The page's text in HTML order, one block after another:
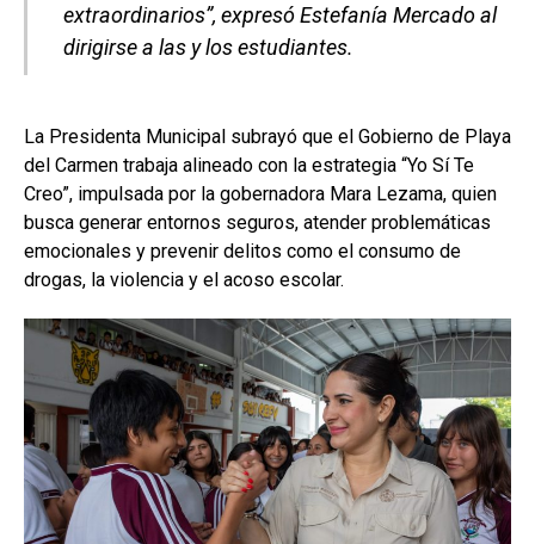
extraordinarios”, expresó Estefanía Mercado al
dirigirse a las y los estudiantes.
La Presidenta Municipal subrayó que el Gobierno de Playa
del Carmen trabaja alineado con la estrategia “Yo Sí Te
Creo”, impulsada por la gobernadora Mara Lezama, quien
busca generar entornos seguros, atender problemáticas
emocionales y prevenir delitos como el consumo de
drogas, la violencia y el acoso escolar.